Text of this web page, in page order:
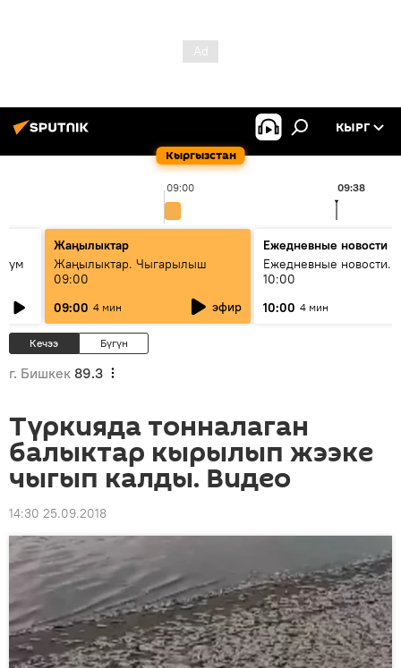
Кыргызстан
КЫРГ
09:00 09:38
Жаңылыктар
Жаңылыктар. Чыгарылыш
09:00
09:00 4 мин эфир
Ежедневные новости
Ежедневные новости.
10:00
10:00 4 мин
Кечээ Бүгүн
г. Бишкек 89.3
Түркияда тонналаган
балыктар кырылып жээке
чыгып калды. Видео
14:30 25.09.2018